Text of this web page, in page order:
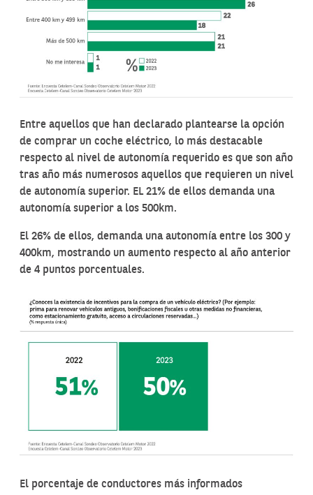
Entre aquellos que han declarado plantearse la opción
de comprar un coche eléctrico, lo más destacable
respecto al nivel de autonomía requerido es que son año
tras año más numerosos aquellos que requieren un nivel
de autonomía superior. EL 21% de ellos demanda una
autonomía superior a los 500km.
El 26% de ellos, demanda una autonomía entre los 300 y
400km, mostrando un aumento respecto al año anterior
de 4 puntos porcentuales.
El porcentaje de conductores más informados